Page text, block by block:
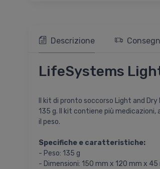
Descrizione
LifeSystems
Il kit di pronto soccorso Light and
135 g. Il kit contiene più
il peso.
Specifiche e caratteristiche:
- Peso: 135 g
- Dimensioni: 150 mm x 120 mm x 45